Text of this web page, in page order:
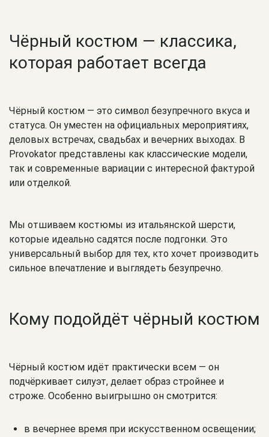
Чёрный костюм — классика,
которая работает всегда
Чёрный костюм — это символ безупречного вкуса и
статуса. Он уместен на официальных мероприятиях,
деловых встречах, свадьбах и вечерних выходах. В
Provokator представлены как классические модели,
так и современные вариации с интересной фактурой
или отделкой.
Мы отшиваем костюмы из итальянской шерсти,
которые идеально садятся после подгонки. Это
универсальный выбор для тех, кто хочет производить
сильное впечатление и выглядеть безупречно.
Кому подойдёт чёрный костюм
Чёрный костюм идёт практически всем — он
подчёркивает силуэт, делает образ стройнее и
строже. Особенно выигрышно он смотрится:
в вечернее время при искусственном освещении;